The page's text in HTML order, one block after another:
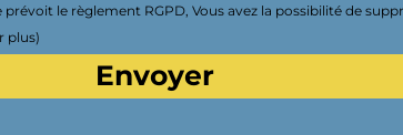
le règlement RGPD, Vous avez la possibilité de
plus)
Envoyer